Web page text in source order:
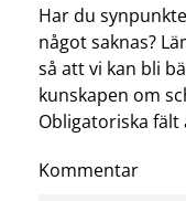
Har du
något saknas?
så att vi kan bli
kunskapen om
Obligatoriska fält
Kommentar